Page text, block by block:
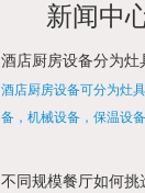
新闻中
酒店厨房设备分为
酒店厨房设备可分为灶
备，机械设备，保温设
缺少的，经过相关检测
不同规模餐厅如何